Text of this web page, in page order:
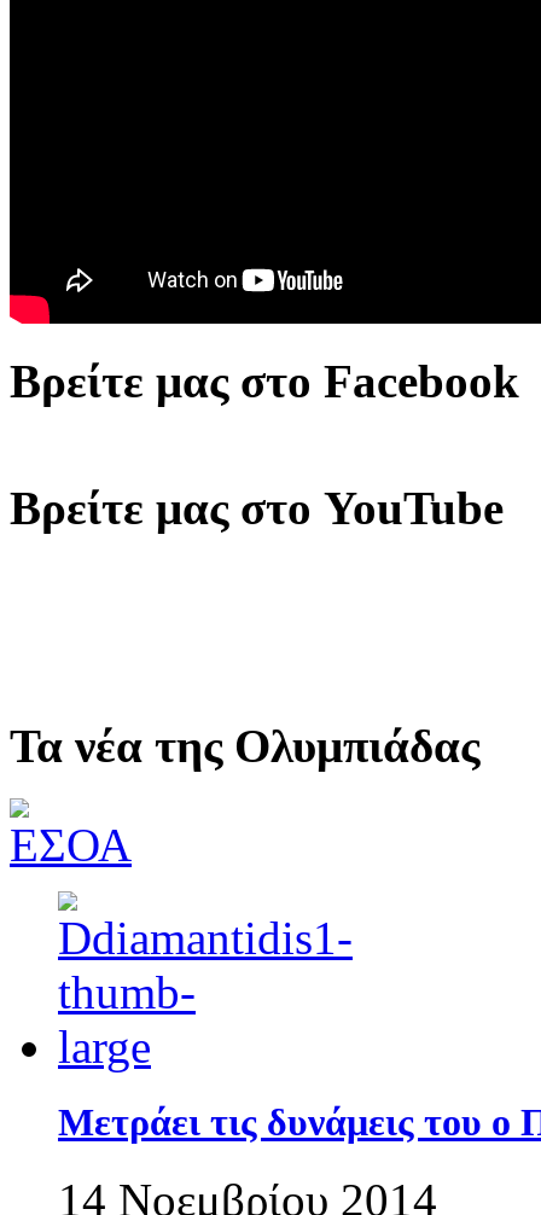
Βρείτε μας στο Facebook
Βρείτε μας στο YouTube
Τα νέα της Ολυμπιάδας
Μετράει τις δυνάμεις του ο
14 Νοεμβρίου 2014